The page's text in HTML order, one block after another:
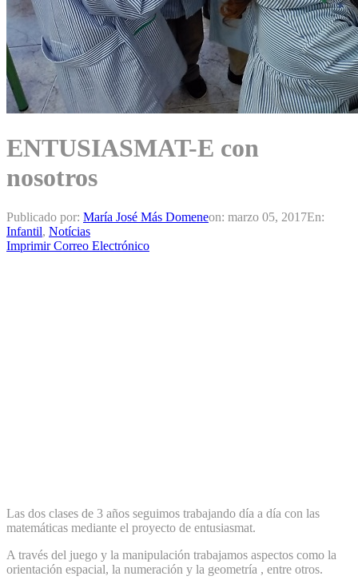
ENTUSIASMAT-E con
nosotros
Publicado por: María José Más Domeneon: marzo 05, 2017En:
Infantil, Notícias
Imprimir Correo Electrónico
Las dos clases de 3 años seguimos trabajando día a día con las
matemáticas mediante el proyecto de entusiasmat.
A través del juego y la manipulación trabajamos aspectos como la
orientación espacial, la numeración y la geometría , entre otros.